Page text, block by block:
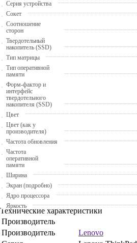
Серия устройства
Сокет
Соотношение
сторон
Твердотельный
накопитель (SSD)
Тип матрицы
Тип оперативной
памяти
Форм-фактор и
интерфейс
твердотельного
накопителя (SSD)
Цвет
Цвет (как у
производителя)
Частота обновления
Частота
оперативной
памяти
Ширина
Экран (подробно)
Ядро процессора
Яркость
Технические характеристики
Производитель
Производитель
Lenovo